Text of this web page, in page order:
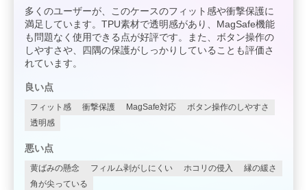
多くのユーザーが、このケースのフィット感や衝撃保護に
満足しています。TPU素材で透明感があり、MagSafe機能
も問題なく使用できる点が好評です。また、ボタン操作の
しやすさや、四隅の保護がしっかりしていることも評価さ
れています。
良い点
フィット感 衝撃保護 MagSafe対応
ボタン操作のしやすさ
透明感
悪い点
黄ばみの懸念 フィルム剥がしにくい ホコリの侵入
縁の緩さ
角が尖っている